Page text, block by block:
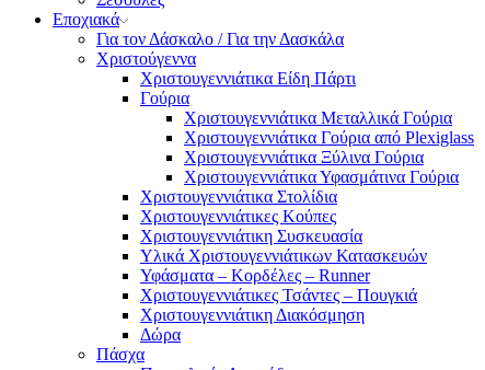
Εποχιακά
Για τον Δάσκαλο / Για την Δασκάλα
Χριστούγεννα
Χριστουγεννιάτικα Είδη Πάρτι
Γούρια
Χριστουγεννιάτικα Μεταλλικά Γούρια
Χριστουγεννιάτικα Γούρια από Plexiglass
Χριστουγεννιάτικα Ξύλινα Γούρια
Χριστουγεννιάτικα Υφασμάτινα Γούρια
Χριστουγεννιάτικα Στολίδια
Χριστουγεννιάτικες Κούπες
Χριστουγεννιάτικη Συσκευασία
Υλικά Χριστουγεννιάτικων Κατασκευών
Υφάσματα – Κορδέλες – Runner
Χριστουγεννιάτικες Τσάντες – Πουγκιά
Χριστουγεννιάτικη Διακόσμηση
Δώρα
Πάσχα